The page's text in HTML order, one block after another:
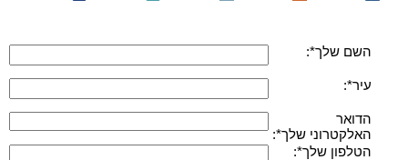
השם שלך*:
עיר*:
הדואר
האלקטרוני שלך*:
הטלפון שלך*: